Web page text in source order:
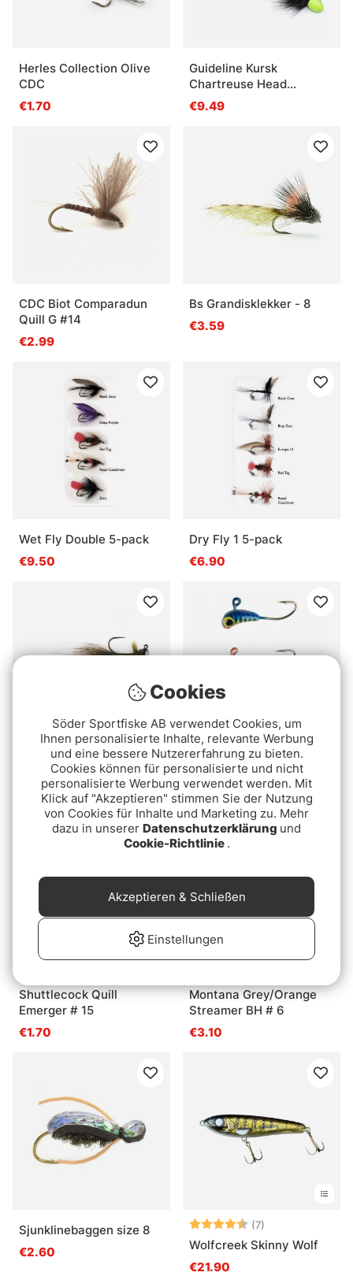
Herles Collection Olive
CDC
€1.70
Guideline Kursk
Chartreuse Head
Medium
€9.49
CDC Biot Comparadun
Quill G #14
€2.99
Bs Grandisklekker - 8
€3.59
Wet Fly Double 5-pack
€9.50
Dry Fly 1 5-pack
€6.90
Umpqua Mini Leech Jig
#12 - Olive
€4.95
Mini-balansare Birra
18mm, 3-pack
€7.70
Shuttlecock Quill
Emerger # 15
€1.70
Montana Grey/Orange
Streamer BH # 6
€3.10
Sjunklinebaggen size 8
€2.60
Bewertung:(7)
Wolfcreek Skinny Wolf
€21.90
Cookies
Söder Sportfiske AB verwendet Cookies, um
Ihnen personalisierte Inhalte, relevante Werbung
und eine bessere Nutzererfahrung zu bieten.
Cookies können für personalisierte und nicht
personalisierte Werbung verwendet werden. Mit
Klick auf "Akzeptieren" stimmen Sie der Nutzung
von Cookies für Inhalte und Marketing zu. Mehr
dazu in unserer Datenschutzerklärung und
Cookie-Richtlinie .
Einstellungen
Akzeptieren & Schließen